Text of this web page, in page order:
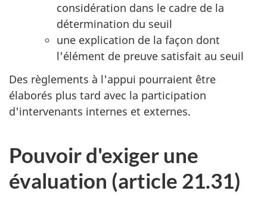
considération dans le cadre de la
détermination du seuil
une explication de la façon dont
l'élément de preuve satisfait au seuil
Des règlements à l'appui pourraient être
élaborés plus tard avec la participation
d'intervenants internes et externes.
Pouvoir d'exiger une
évaluation (article 21.31)